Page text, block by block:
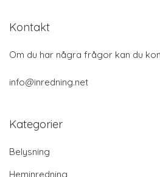
Kontakt
Om du har några frågor kan du
info@inredning.net
Kategorier
Belysning
Heminredning